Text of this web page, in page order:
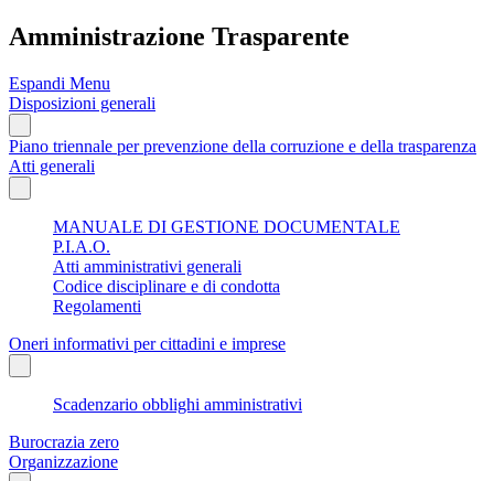
Amministrazione Trasparente
Espandi Menu
Disposizioni generali
Piano triennale per prevenzione della corruzione e della trasparenza
Atti generali
MANUALE DI GESTIONE DOCUMENTALE
P.I.A.O.
Atti amministrativi generali
Codice disciplinare e di condotta
Regolamenti
Oneri informativi per cittadini e imprese
Scadenzario obblighi amministrativi
Burocrazia zero
Organizzazione